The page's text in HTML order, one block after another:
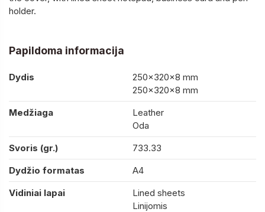
holder.
Papildoma informacija
Dydis
250×320×8 mm
250×320×8 mm
Medžiaga
Leather
Oda
Svoris (gr.)
733.33
Dydžio formatas
A4
Vidiniai lapai
Lined sheets
Linijomis